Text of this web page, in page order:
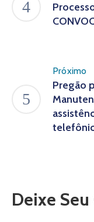
Próximo
Pregão
Deixe